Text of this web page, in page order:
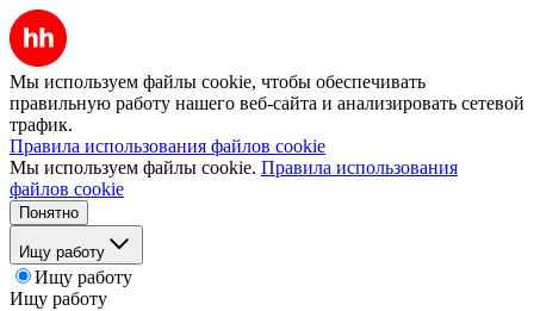
Мы используем файлы cookie, чтобы обеспечивать
правильную работу нашего веб-сайта и анализировать сетевой
трафик.
Правила использования файлов cookie
Мы используем файлы cookie. Правила использования
файлов cookie
Понятно
Ищу работу
Ищу работу
Ищу работу